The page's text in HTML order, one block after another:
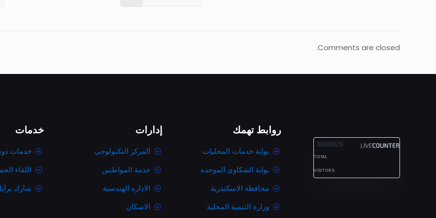
Comments are closed.
3608926
TOTAL
VISITORS
روابط تهمك
بوابة خدمات المحليات
بوابة الشكاوى الموحده
محافظة الاسكندرية
وزارة التنمية المحلية
إدارات
المركز التكنولوجى
خدمة المواطنين
الاداره الهندسية
الاسكان
خدمات
خدمات
اللقاء
شارك